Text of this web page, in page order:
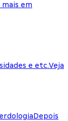
mais em
e etc.Veja
Depois